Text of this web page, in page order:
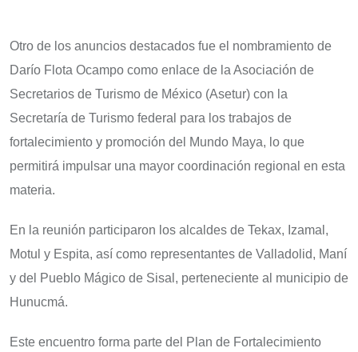
Otro de los anuncios destacados fue el nombramiento de
Darío Flota Ocampo como enlace de la Asociación de
Secretarios de Turismo de México (Asetur) con la
Secretaría de Turismo federal para los trabajos de
fortalecimiento y promoción del Mundo Maya, lo que
permitirá impulsar una mayor coordinación regional en esta
materia.
En la reunión participaron los alcaldes de Tekax, Izamal,
Motul y Espita, así como representantes de Valladolid, Maní
y del Pueblo Mágico de Sisal, perteneciente al municipio de
Hunucmá.
Este encuentro forma parte del Plan de Fortalecimiento